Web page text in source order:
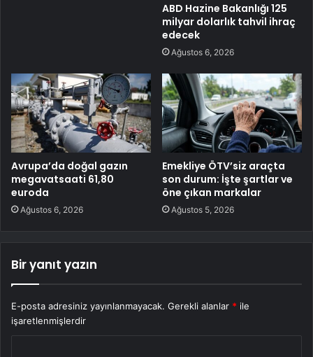
ABD Hazine Bakanlığı 125
milyar dolarlık tahvil ihraç
edecek
Ağustos 6, 2026
Avrupa’da doğal gazın
megavatsaati 61,80
euroda
Ağustos 6, 2026
Emekliye ÖTV’siz araçta
son durum: İşte şartlar ve
öne çıkan markalar
Ağustos 5, 2026
Bir yanıt yazın
E-posta adresiniz yayınlanmayacak. Gerekli alanlar * ile
işaretlenmişlerdir